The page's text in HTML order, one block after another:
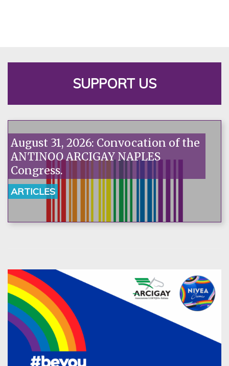
SUPPORT US
August 31, 2026: Convocation of the
ANTINOO ARCIGAY NAPLES
Congress.
ARTICLES